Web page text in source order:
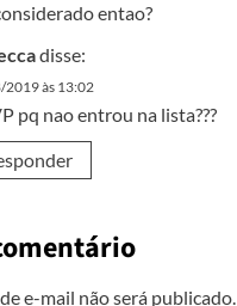
entao?
disse:
às 13:02
pq nao entrou na lista???
e-mail não será publicado.